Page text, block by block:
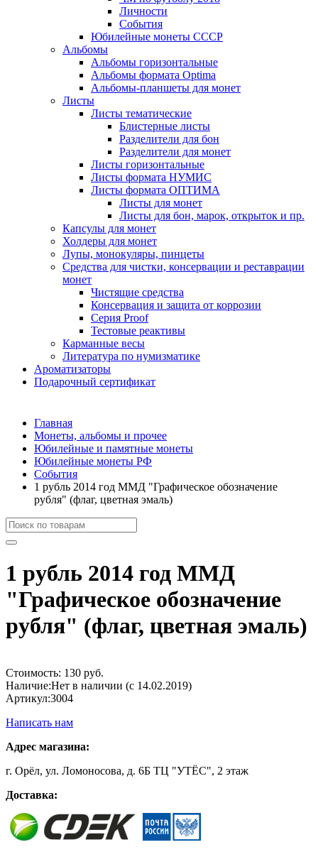
Личности
События
Юбилейные монеты СССР
Альбомы
Альбомы горизонтальные
Альбомы формата Optima
Альбомы-планшеты для монет
Листы
Листы тематические
Блистерные листы
Разделители для бон
Разделители для монет
Листы горизонтальные
Листы формата НУМИС
Листы формата ОПТИМА
Листы для монет
Листы для бон, марок, открыток и пр.
Капсулы для монет
Холдеры для монет
Лупы, монокуляры, пинцеты
Средства для чистки, консервации и реставрации
монет
Чистящие средства
Консервация и защита от коррозии
Серия Proof
Тестовые реактивы
Карманные весы
Литература по нумизматике
Ароматизаторы
Подарочный сертификат
Главная
Монеты, альбомы и прочее
Юбилейные и памятные монеты
Юбилейные монеты РФ
События
1 рубль 2014 год ММД "Графическое обозначение
рубля" (флаг, цветная эмаль)
1 рубль 2014 год ММД
"Графическое обозначение
рубля" (флаг, цветная эмаль)
Стоимость: 130 руб.
Наличие:Нет в наличии (с 14.02.2019)
Артикул:3004
Написать нам
Адрес магазина:
г. Орёл, ул. Ломоносова, д. 6Б ТЦ "УТЁС", 2 этаж
Доставка: